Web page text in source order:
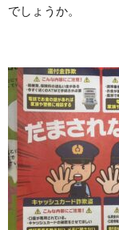
でしょうか。